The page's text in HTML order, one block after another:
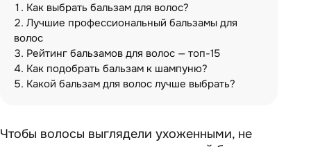
Как выбрать бальзам для волос?
Лучшие профессиональный бальзамы для
волос
Рейтинг бальзамов для волос — топ-15
Как подобрать бальзам к шампуню?
Какой бальзам для волос лучше выбрать?
Чтобы волосы выглядели ухоженными, не